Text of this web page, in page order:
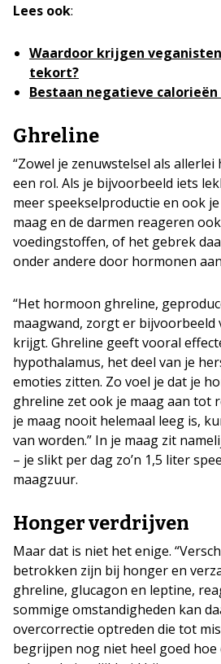
Lees ook:
Waardoor krijgen
tekort?
Bestaan negatieve calorieën
Ghreline
“Zowel je zenuwstelsel als
een rol. Als je bijvoorbeeld iets
meer speekselproductie en ook
maag en de darmen reageren
voedingstoffen, of het gebrek
onder andere door hormonen
“Het hormoon ghreline,
maagwand, zorgt er
krijgt. Ghreline geeft vooral
hypothalamus, het deel van je
emoties zitten. Zo voel je dat je
ghreline zet ook je maag aan tot
je maag nooit helemaal leeg is,
van worden.” In je maag zit
– je slikt per dag zo’n 1,5 liter
maagzuur.
Honger verdrijven
Maar dat is niet het enige.
betrokken zijn bij honger en
ghreline, glucagon en leptine,
sommige omstandigheden kan
overcorrectie optreden die tot
begrijpen nog niet heel goed hoe